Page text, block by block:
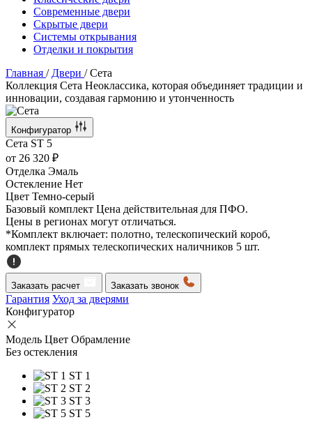
Современные двери
Скрытые двери
Системы открывания
Отделки и покрытия
Главная / Двери / Сета
Коллекция Сета Неоклассика, которая объединяет традиции и
инновации, создавая гармонию и утонченность
Конфигуратор
Сета ST 5
от 26 320 ₽
Отделка Эмаль
Остекление Нет
Цвет Темно-серый
Базовый комплект Цена действительная для ПФО.
Цены в регионах могут отличаться.
*Комплект включает: полотно, телескопический короб,
комплект прямых телескопических наличников 5 шт.
Заказать расчет Заказать звонок
Гарантия Уход за дверями
Конфигуратор
Модель Цвет Обрамление
Без остекления
ST 1
ST 2
ST 3
ST 5